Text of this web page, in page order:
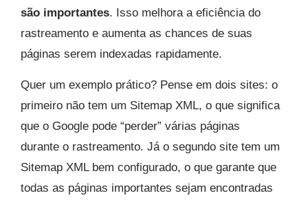
são importantes. Isso melhora a eficiência do
rastreamento e aumenta as chances de suas
páginas serem indexadas rapidamente.
Quer um exemplo prático? Pense em dois sites: o
primeiro não tem um Sitemap XML, o que significa
que o Google pode “perder” várias páginas
durante o rastreamento. Já o segundo site tem um
Sitemap XML bem configurado, o que garante que
todas as páginas importantes sejam encontradas